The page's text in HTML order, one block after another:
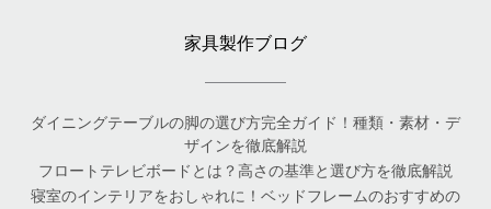
家具製作ブログ
ダイニングテーブルの脚の選び方完全ガイド！種類・素材・デ
ザインを徹底解説
フロートテレビボードとは？高さの基準と選び方を徹底解説
寝室のインテリアをおしゃれに！ベッドフレームのおすすめの